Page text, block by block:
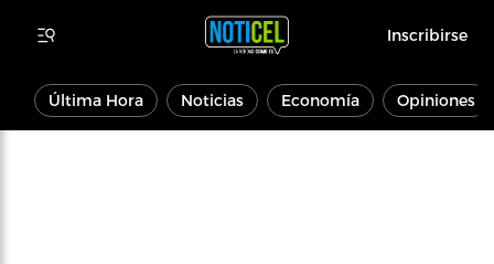
Inscribirse
Última Hora Noticias Economía Opiniones